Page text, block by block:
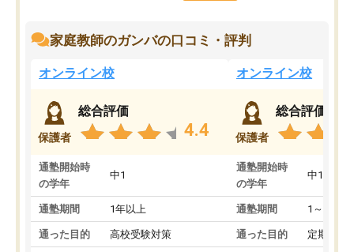
家庭教師のガンバの口コミ・評判
オンライン校
保護者
総合評価
4.4
通塾開始時
の学年
中1
通塾期間 1年以上
通った目的 高校受験対策
オンライン校
保護者
総合評価
通塾開始時
の学年
中1
通塾期間 1～3ヵ月
通った目的 定期テス